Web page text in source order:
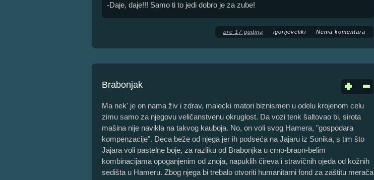
-Daje, daje!!! Samo ti to jedi dobro je za zube!
pre 17 godina igorijeveliki Nema komentara
Brabonjak
Ma nek' je on nama živ i zdrav, malecki matori biznismen u odelu krojenom celu
zimu samo za njegovu veličanstvenu okruglost. Da vozi tenk šaltovao bi, sirota
mašina nije navikla na takvog kauboja. No, on voli svog Hamera, "gospodara
kompenzacije". Deca beže od njega jer ih podseća na Jajaru iz Sonika, s tim što
Jajara voli pastelne boje, za razliku od Brabonjka u crno-braon-belim
kombinacijama opoganjenim od znoja, napuklih čireva i stravičnih ojeda od kožnih
sedišta u Hameru. Zbog njega bi trebalo otvoriti humanitarni fond za zaštitu merača